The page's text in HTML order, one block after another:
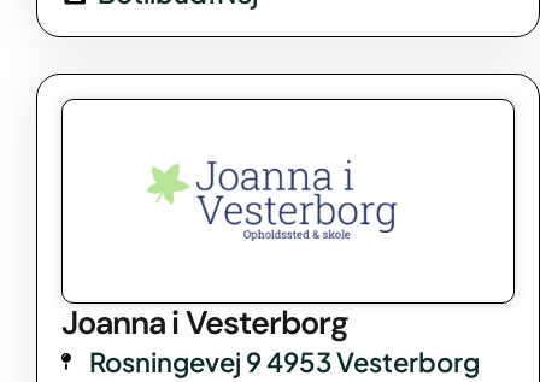
Joanna i Vesterborg
Rosningevej 9 4953 Vesterborg